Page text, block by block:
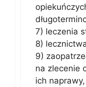
7) leczenia
8)
9)
na zlecenie
ich